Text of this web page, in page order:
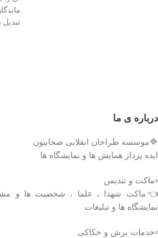
درباره ی ما
🔷موسسه طراحان انقلابی صحابیون
ایده پرداز همایش ها و نمایشگاه ها
▫️ماکت و تندیس
👈ماکت شهدا ، علما ، شخصیت ها و
نمایشگاه ها و تبلیغات
▫️خدمات برش و حکاکی